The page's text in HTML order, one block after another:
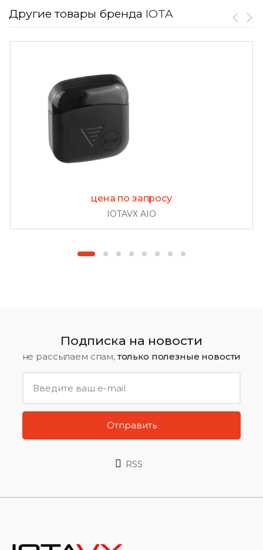
Другие товары бренда IOTA
цена по запросу
IOTAVX AIO
Подписка на новости
не рассылаем спам,только полезные новости
Отправить
RSS